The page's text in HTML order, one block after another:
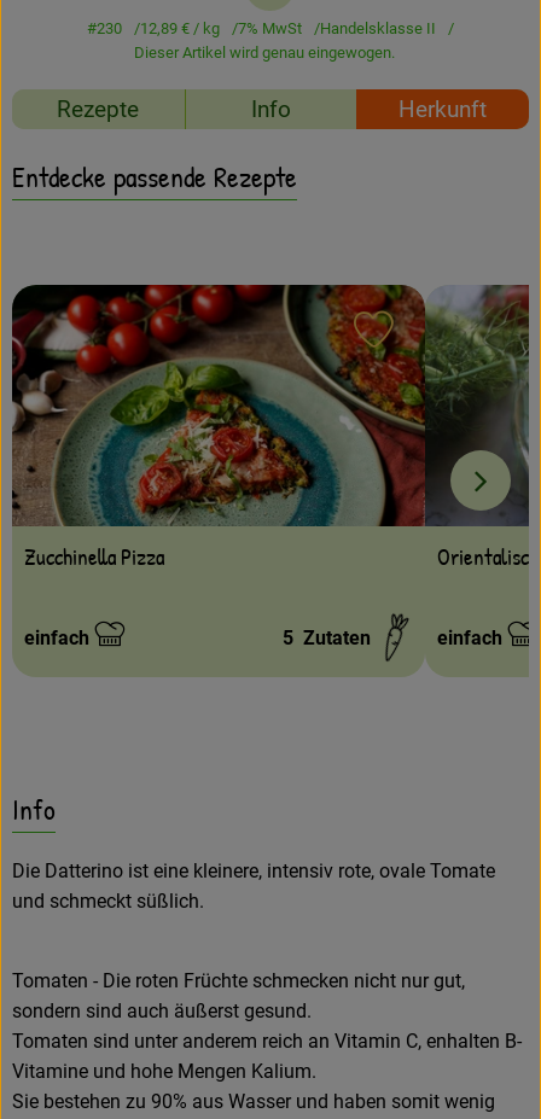
Über uns
#230 12,89 € / kg 7% MwSt
Handelsklasse II
Dieser Artikel wird genau eingewogen.
Rezepte Info Herkunft
Entdecke passende Rezepte
Zucchinella Pizza
Schwierigkeit:
einfach 5 Zutaten
Rezept zu
einfach
Info
Die Datterino ist eine kleinere, intensiv rote, ovale Tomate
und schmeckt süßlich.
Tomaten - Die roten Früchte schmecken nicht nur gut,
sondern sind auch äußerst gesund.
Tomaten sind unter anderem reich an Vitamin C, enhalten B-
Vitamine und hohe Mengen Kalium.
Sie bestehen zu 90% aus Wasser und haben somit wenig